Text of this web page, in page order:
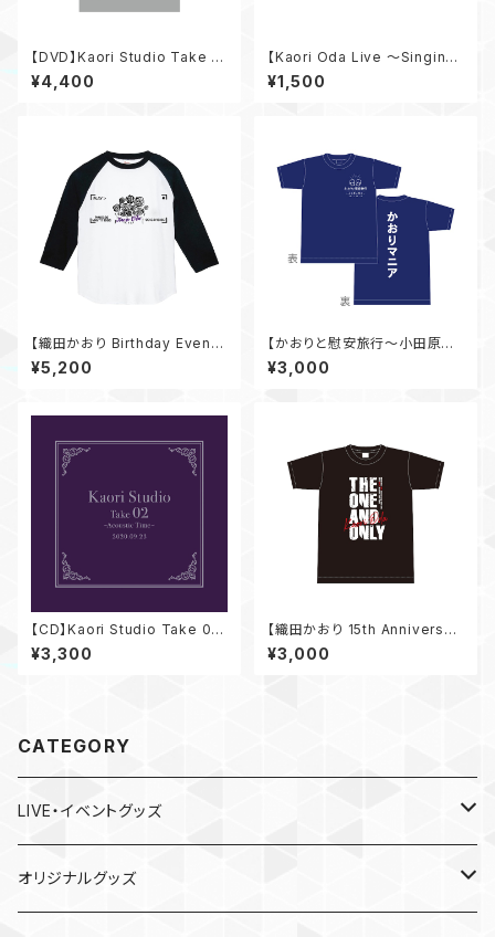
【DVD】Kaori Studio Take 01
～PLACE to your HEART～
¥4,400
【Kaori Oda Live 〜Singin
g〜】 ステッカーシールセット
¥1,500
【織田かおり Birthday Event
2025 〜I'm back!!〜】 ラグラ
ンTシャツ
¥5,200
【かおりと慰安旅行〜小田原の
休日〜】Tシャツ
¥3,000
【CD】Kaori Studio Take 02
～Acoustic Time～
¥3,300
【織田かおり 15th Anniversar
y SOLO LIVE 〜THE ONE A
ND ONLY〜】 Tシャツ
¥3,000
CATEGORY
LIVE・イベントグッズ
LIVE
オリジナルグッズ